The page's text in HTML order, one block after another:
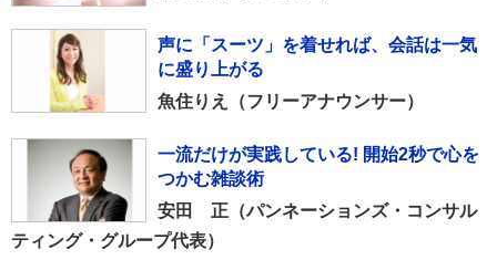
声に「スーツ」を着せれば、会話は一気
に盛り上がる
魚住りえ（フリーアナウンサー）
一流だけが実践している! 開始2秒で心を
つかむ雑談術
安田 正（パンネーションズ・コンサル
ティング・グループ代表）